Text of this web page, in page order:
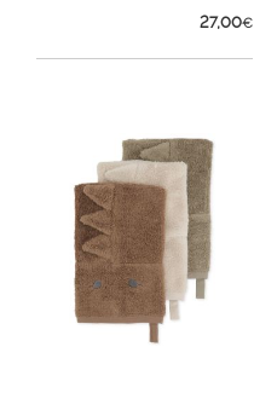
27,00€